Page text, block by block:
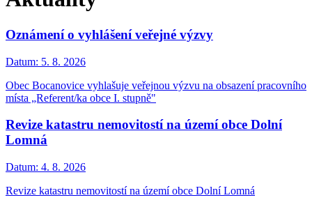
Oznámení o vyhlášení veřejné výzvy
Datum: 5. 8. 2026
Obec Bocanovice vyhlašuje veřejnou výzvu na obsazení pracovního
místa „Referent/ka obce I. stupně"
Revize katastru nemovitostí na území obce Dolní
Lomná
Datum: 4. 8. 2026
Revize katastru nemovitostí na území obce Dolní Lomná